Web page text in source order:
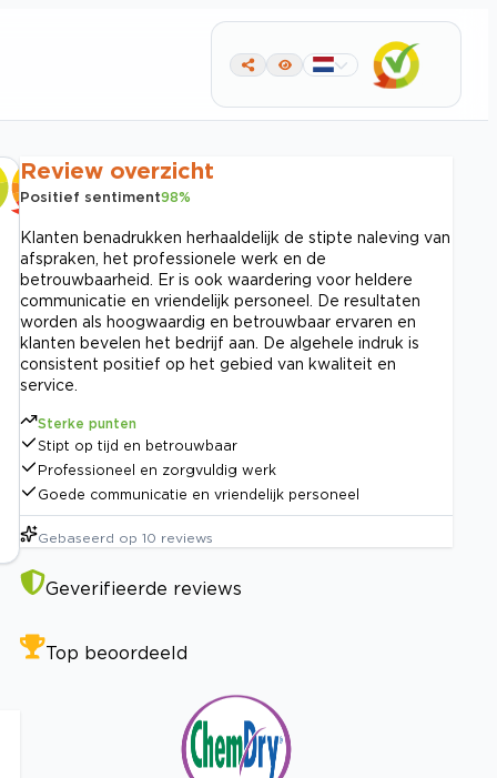
Review overzicht
Positief sentiment98%
Klanten benadrukken herhaaldelijk de stipte naleving van
afspraken, het professionele werk en de
betrouwbaarheid. Er is ook waardering voor heldere
communicatie en vriendelijk personeel. De resultaten
worden als hoogwaardig en betrouwbaar ervaren en
klanten bevelen het bedrijf aan. De algehele indruk is
consistent positief op het gebied van kwaliteit en
service.
Sterke punten
Stipt op tijd en betrouwbaar
Professioneel en zorgvuldig werk
Goede communicatie en vriendelijk personeel
Gebaseerd op 10 reviews
Geverifieerde reviews
Top beoordeeld